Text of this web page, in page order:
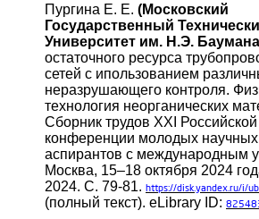
Пургина Е. Е. (Московский
Государственный
Университет им. Н.Э.
остаточного ресурса
сетей с ипользованием
неразрушающего контроля.
технология неорганических
Сборник трудов XXI
конференции молодых научных
аспирантов с международным
Москва, 15–18 октября 2024
2024. С. 79-81. https://disk.yandex.ru/i/
(полный текст). eLibrary ID: